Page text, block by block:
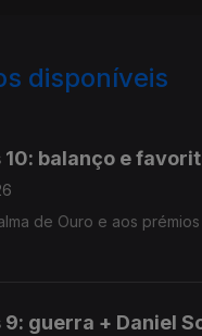
disponíveis
10: balanço e
de Ouro e aos
9: guerra + Daniel